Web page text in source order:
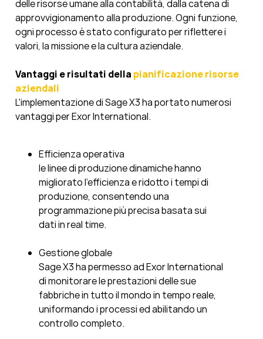
delle risorse umane alla contabilità, dalla catena di
approvvigionamento alla produzione. Ogni funzione,
ogni processo è stato configurato per riflettere i
valori, la missione e la cultura aziendale.
Vantaggi e risultati della pianificazione risorse
aziendali
L'implementazione di Sage X3 ha portato numerosi
vantaggi per Exor International.
Efficienza operativa
le linee di produzione dinamiche hanno
migliorato l'efficienza e ridotto i tempi di
produzione, consentendo una
programmazione più precisa basata sui
dati in real time.
Gestione globale
Sage X3 ha permesso ad Exor International
di monitorare le prestazioni delle sue
fabbriche in tutto il mondo in tempo reale,
uniformando i processi ed abilitando un
controllo completo.